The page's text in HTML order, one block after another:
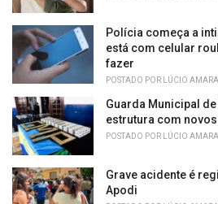
Polícia começa a
está com celular
fazer
POSTADO POR LÚCIO
Guarda Municipal
estrutura com
POSTADO POR LÚCIO
Grave acidente é
Apodi